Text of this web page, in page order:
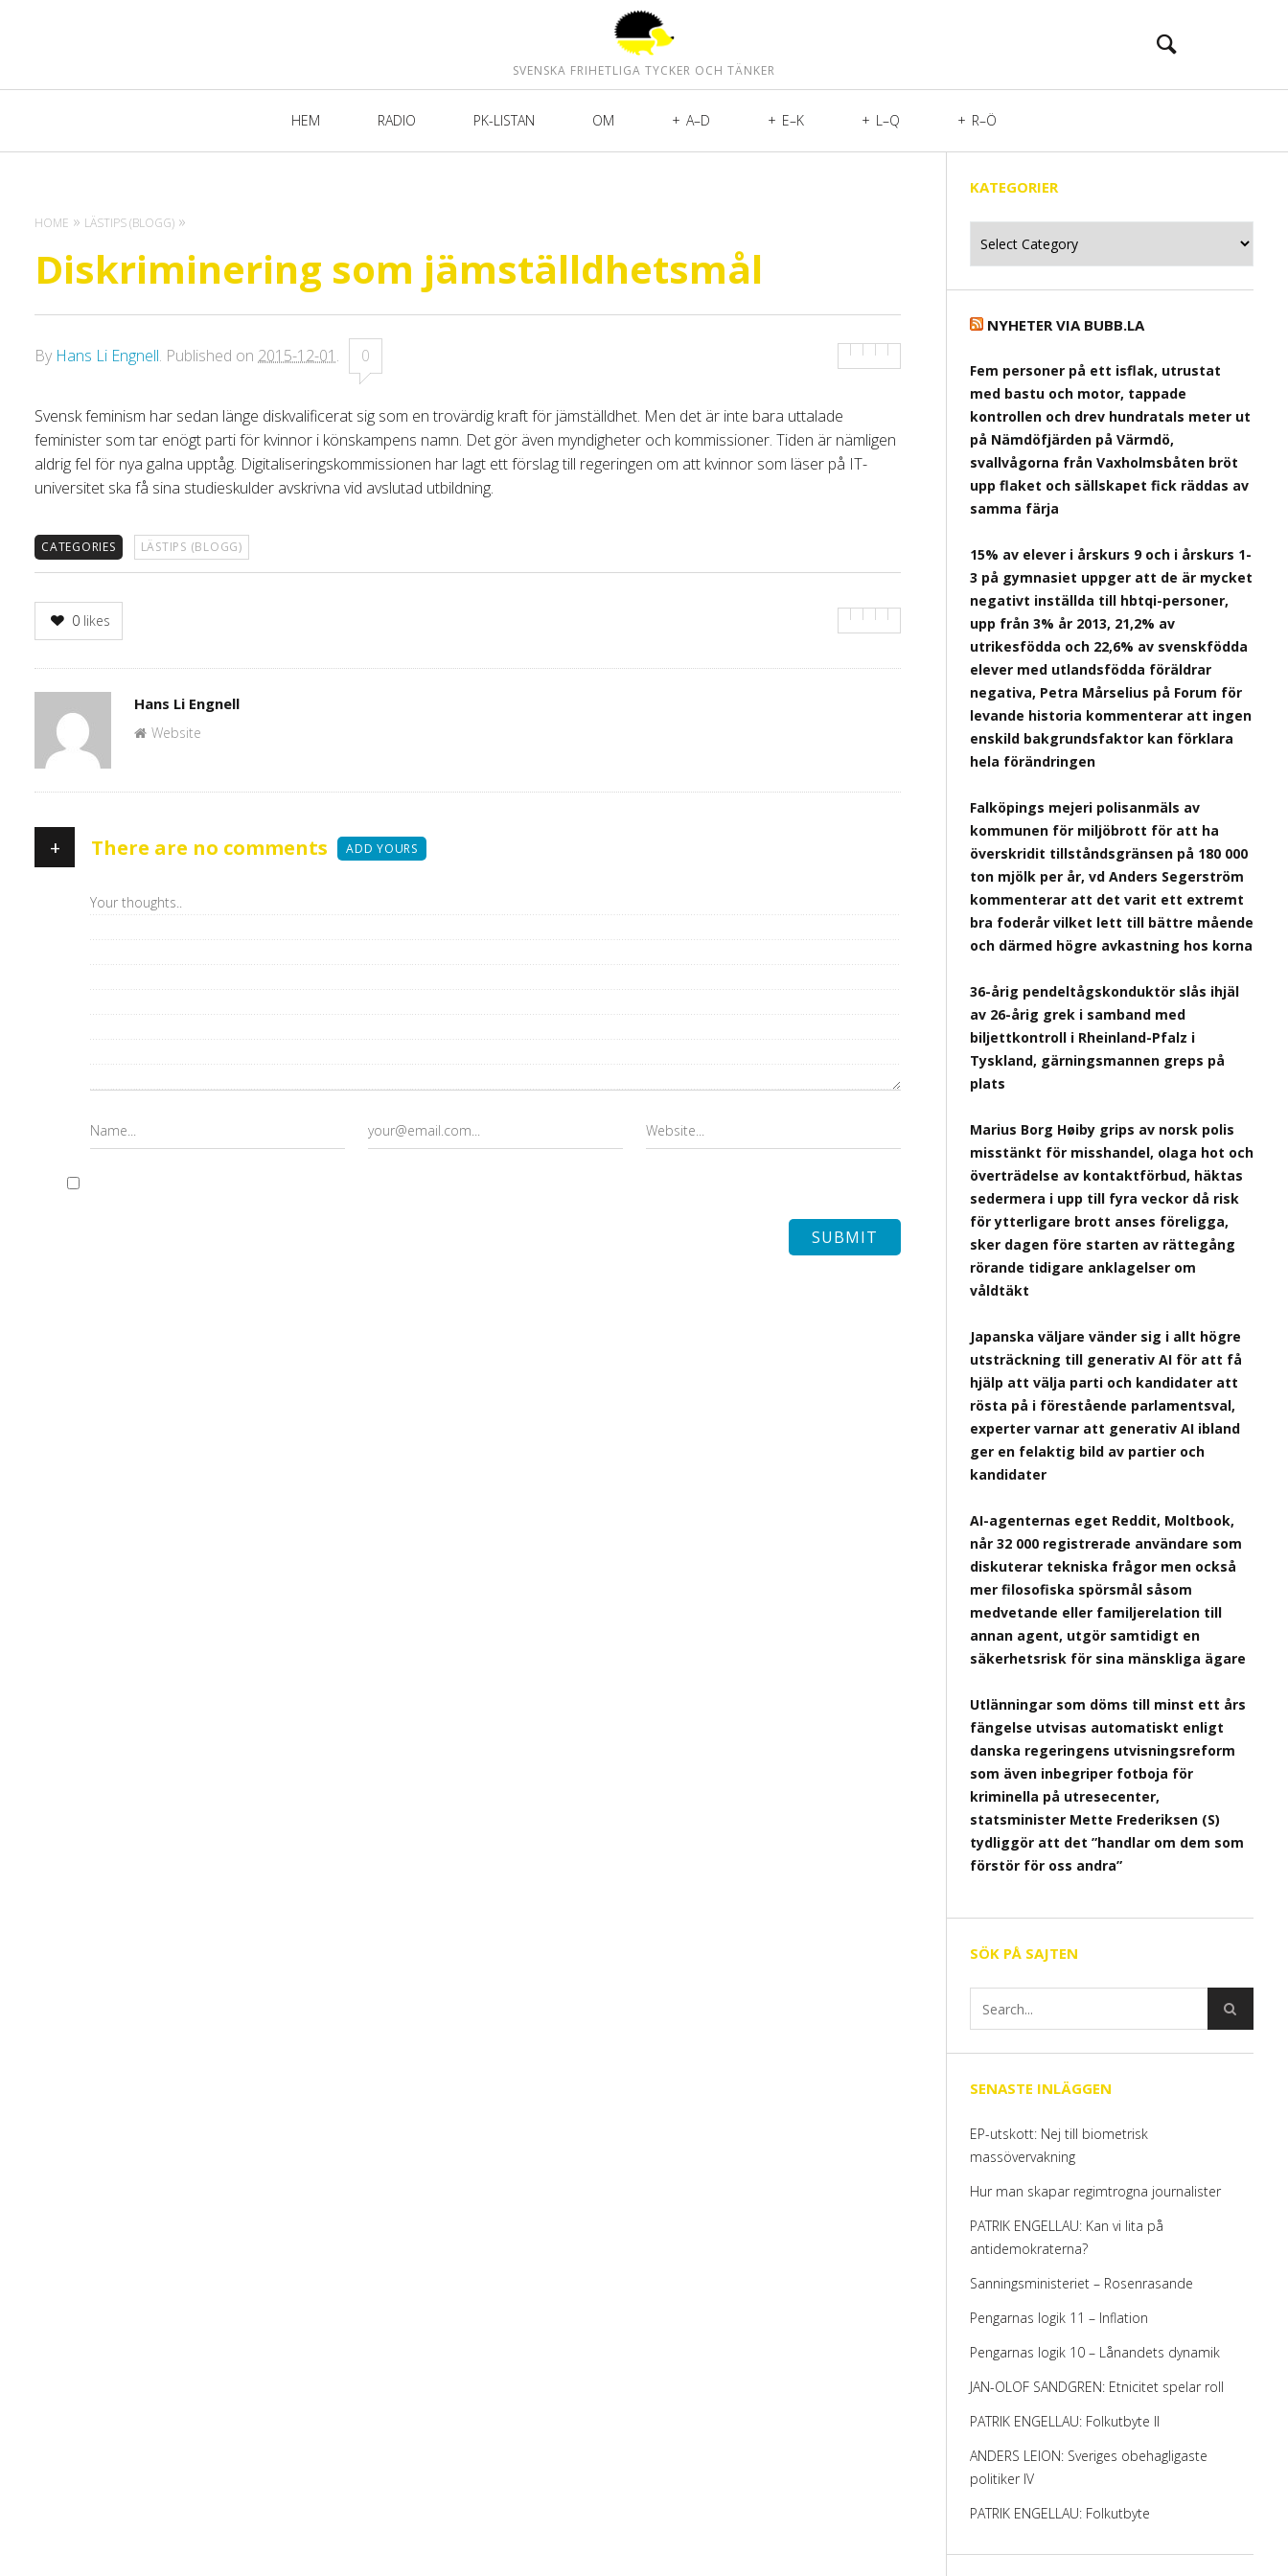
SVENSKA FRIHETLIGA TYCKER OCH TÄNKER
HEM RADIO PK-LISTAN OM A–D E–K L–Q R–Ö
HOME LÄSTIPS (BLOGG)
Diskriminering som jämställdhetsmål
By Hans Li Engnell. Published on 2015-12-01 . 0
Svensk feminism har sedan länge diskvalificerat sig som en trovärdig kraft för jämställdhet. Men det är inte bara uttalade
feminister som tar enögt parti för kvinnor i könskampens namn. Det gör även myndigheter och kommissioner. Tiden är nämligen
aldrig fel för nya galna upptåg. Digitaliseringskommissionen har lagt ett förslag till regeringen om att kvinnor som läser på IT-
universitet ska få sina studieskulder avskrivna vid avslutad utbildning.
CATEGORIES LÄSTIPS (BLOGG)
0 likes
Author
Hans Li Engnell
Website
+ There are no comments ADD YOURS
KATEGORIER
NYHETER VIA BUBB.LA
Fem personer på ett isflak, utrustat
med bastu och motor, tappade
kontrollen och drev hundratals meter ut
på Nämdöfjärden på Värmdö,
svallvågorna från Vaxholmsbåten bröt
upp flaket och sällskapet fick räddas av
samma färja
15% av elever i årskurs 9 och i årskurs 1-
3 på gymnasiet uppger att de är mycket
negativt inställda till hbtqi-personer,
upp från 3% år 2013, 21,2% av
utrikesfödda och 22,6% av svenskfödda
elever med utlandsfödda föräldrar
negativa, Petra Mårselius på Forum för
levande historia kommenterar att ingen
enskild bakgrundsfaktor kan förklara
hela förändringen
Falköpings mejeri polisanmäls av
kommunen för miljöbrott för att ha
överskridit tillståndsgränsen på 180 000
ton mjölk per år, vd Anders Segerström
kommenterar att det varit ett extremt
bra foderår vilket lett till bättre mående
och därmed högre avkastning hos korna
36-årig pendeltågskonduktör slås ihjäl
av 26-årig grek i samband med
biljettkontroll i Rheinland-Pfalz i
Tyskland, gärningsmannen greps på
plats
Marius Borg Høiby grips av norsk polis
misstänkt för misshandel, olaga hot och
överträdelse av kontaktförbud, häktas
sedermera i upp till fyra veckor då risk
för ytterligare brott anses föreligga,
sker dagen före starten av rättegång
rörande tidigare anklagelser om
våldtäkt
Japanska väljare vänder sig i allt högre
utsträckning till generativ AI för att få
hjälp att välja parti och kandidater att
rösta på i förestående parlamentsval,
experter varnar att generativ AI ibland
ger en felaktig bild av partier och
kandidater
AI-agenternas eget Reddit, Moltbook,
når 32 000 registrerade användare som
diskuterar tekniska frågor men också
mer filosofiska spörsmål såsom
medvetande eller familjerelation till
annan agent, utgör samtidigt en
säkerhetsrisk för sina mänskliga ägare
Utlänningar som döms till minst ett års
fängelse utvisas automatiskt enligt
danska regeringens utvisningsreform
som även inbegriper fotboja för
kriminella på utresecenter,
statsminister Mette Frederiksen (S)
tydliggör att det ”handlar om dem som
förstör för oss andra”
SÖK PÅ SAJTEN
SENASTE INLÄGGEN
EP-utskott: Nej till biometrisk
massövervakning
Hur man skapar regimtrogna journalister
PATRIK ENGELLAU: Kan vi lita på
antidemokraterna?
Sanningsministeriet – Rosenrasande
Pengarnas logik 11 – Inflation
Pengarnas logik 10 – Lånandets dynamik
JAN-OLOF SANDGREN: Etnicitet spelar roll
PATRIK ENGELLAU: Folkutbyte II
ANDERS LEION: Sveriges obehagligaste
politiker IV
PATRIK ENGELLAU: Folkutbyte